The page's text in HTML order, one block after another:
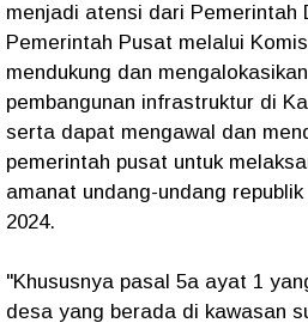
menjadi atensi dari Pemerintah
Pemerintah Pusat melalui
mendukung dan
pembangunan infrastruktur di
serta dapat mengawal dan
pemerintah pusat untuk
amanat undang-undang
2024.
"Khususnya pasal 5a ayat 1
desa yang berada di kawasan